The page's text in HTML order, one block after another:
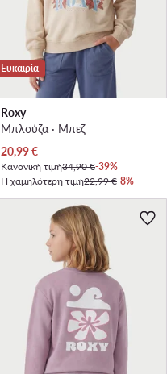
Ευκαιρία
Roxy
Μπλούζα · Μπεζ
Τρέχουσα τιμή
20,99€
Κανονική τιμή34,90 €-39%
Η χαμηλότερη τιμή22,99 €-8%